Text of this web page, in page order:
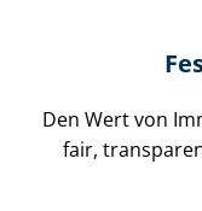
Den Wert von
fair,